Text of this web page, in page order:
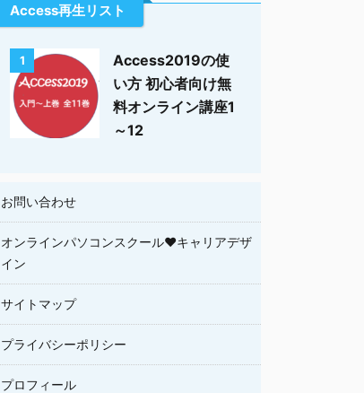
Access再生リスト
1
Access2019の使
い方 初心者向け無
料オンライン講座1
～12
お問い合わせ
オンラインパソコンスクール♥キャリアデザ
イン
サイトマップ
プライバシーポリシー
プロフィール